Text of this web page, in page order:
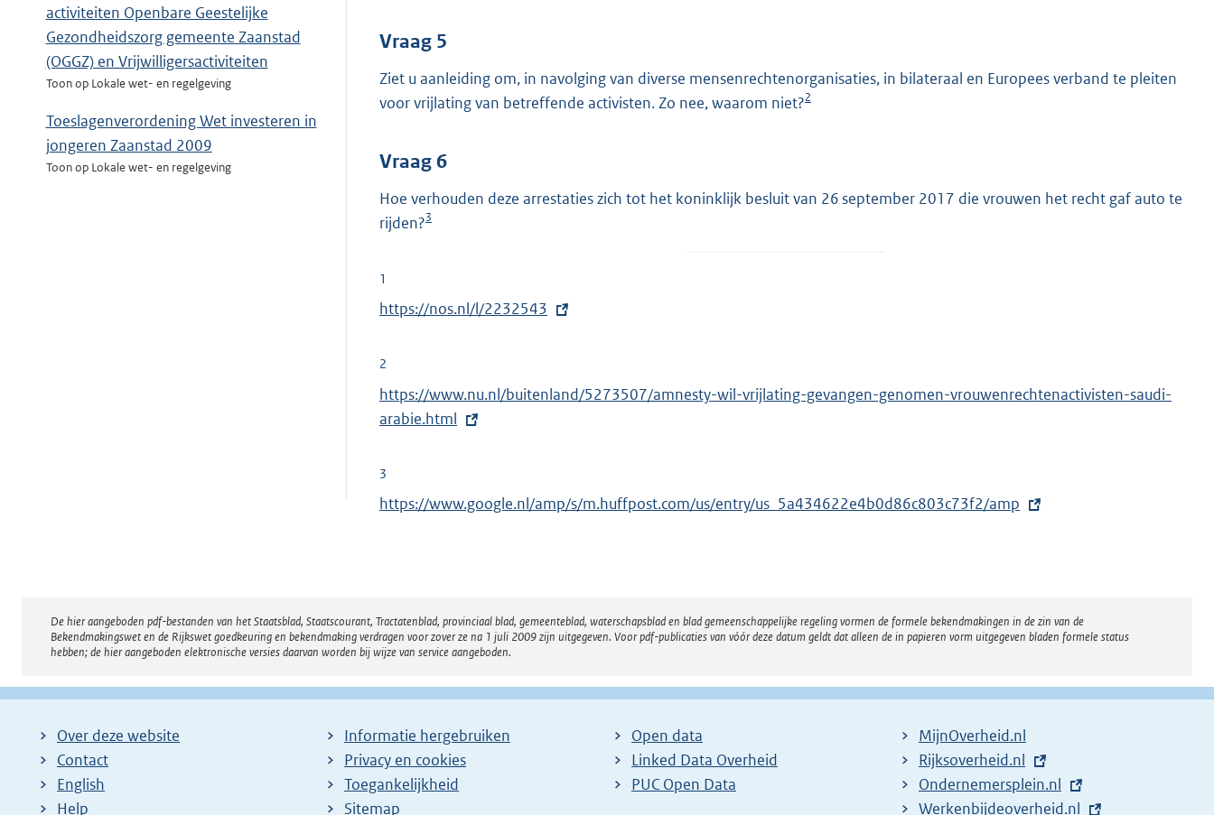
activiteiten Openbare Geestelijke
Gezondheidszorg gemeente Zaanstad
(OGGZ) en Vrijwilligersactiviteiten
Toon op Lokale wet- en regelgeving
Toeslagenverordening Wet investeren in
jongeren Zaanstad 2009
Toon op Lokale wet- en regelgeving
Vraag 5
Ziet u aanleiding om, in navolging van diverse mensenrechtenorganisaties, in bilateraal en Europees verband te pleiten
voor vrijlating van betreffende activisten. Zo nee, waarom niet?2
Vraag 6
Hoe verhouden deze arrestaties zich tot het koninklijk besluit van 26 september 2017 die vrouwen het recht gaf auto te
rijden?3
1
E
t
r
n
l
i
https://nos.nl/l/2232543
2
E
x
e
n
n
k
:
https://www.nu.nl/buitenland/5273507/amnesty-wil-vrijlating-gevangen-genomen-vrouwenrechtenactivisten-saudi-
arabie.html
3
E
n
e
i
k
:
https://www.google.nl/amp/s/m.huffpost.com/us/entry/us_5a434622e4b0d86c803c73f2/amp
Disclaimer
De hier aangeboden pdf-bestanden van het Staatsblad, Staatscourant, Tractatenblad, provinciaal blad, gemeenteblad, waterschapsblad en blad gemeenschappelijke regeling vormen de formele bekendmakingen in de zin van de
Bekendmakingswet en de Rijkswet goedkeuring en bekendmaking verdragen voor zover ze na 1 juli 2009 zijn uitgegeven. Voor pdf-publicaties van vóór deze datum geldt dat alleen de in papieren vorm uitgegeven bladen formele status
hebben; de hier aangeboden elektronische versies daarvan worden bij wijze van service aangeboden.
Over deze website
Contact
English
Help
Informatie hergebruiken
Privacy en cookies
Toegankelijkheid
Sitemap
Open data
Linked Data Overheid
PUC Open Data
MijnOverheid.nl
E
x
t
Rijksoverheid.nl
E
x
Ondernemersplein.nl
E
Werkenbijdeoverheid.nl